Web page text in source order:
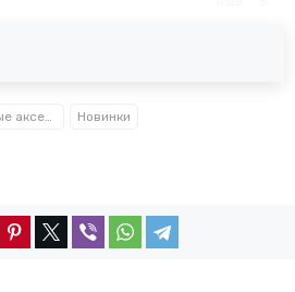
Посуда, кухонные аксессуары и принадлежности TM Kamille TM Ofenbach Новинки